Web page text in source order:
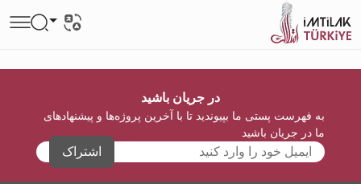
در جریان باشید
به فهرست پستی ما بپیوندید تا با آخرین پروژه‌ها و پیشنهادهای
ما در جریان باشید
اشتراک